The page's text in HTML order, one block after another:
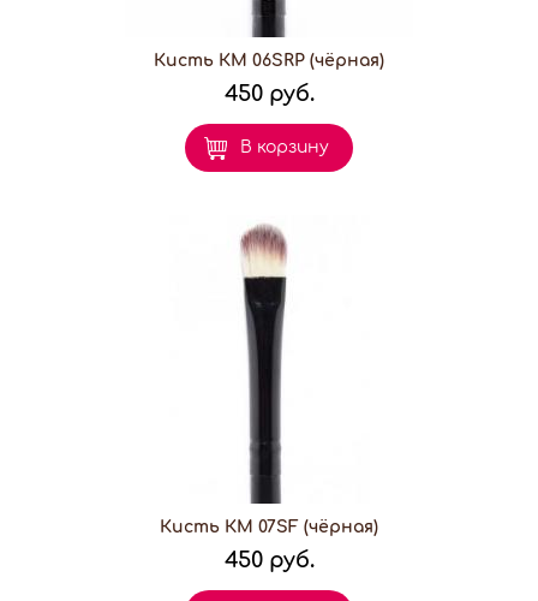
Кисть КМ 06SRP (чёрная)
450 руб.
В корзину
Кисть КМ 07SF (чёрная)
450 руб.